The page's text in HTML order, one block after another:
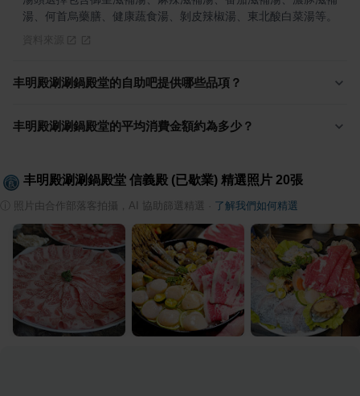
湯、何首烏藥膳、健康蔬食湯、剝皮辣椒湯、東北酸白菜湯等。
丰明殿涮涮鍋殿堂的自助吧提供哪些品項？
丰明殿涮涮鍋殿堂的平均消費金額約為多少？
丰明殿涮涮鍋殿堂 信義殿 (已歇業) 精選照片 20張
照片由合作部落客拍攝，AI 協助篩選精選 了解我們如何精選